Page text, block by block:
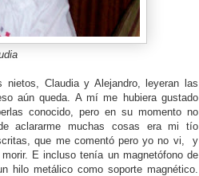
Claudia y Alejandro, leyeran las
aún queda. A mí me hubiera gustado
conocido, pero en su momento no
aclararme muchas cosas era mi tío
que me comentó pero yo no vi, y
E incluso tenía un magnetófono de
hilo metálico como soporte magnético.